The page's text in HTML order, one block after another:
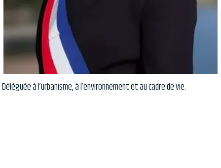
Déléguée à l’urbanisme, à l’environnement et au cadre de vie.